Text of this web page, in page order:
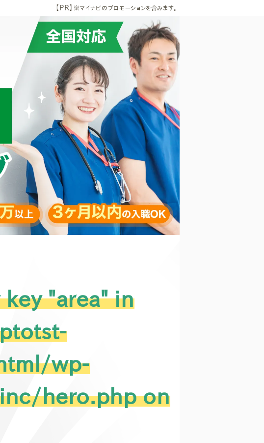
【PR】 ※マイナビのプロモーションを含みます。
"area" in
wp-
hero.phpon